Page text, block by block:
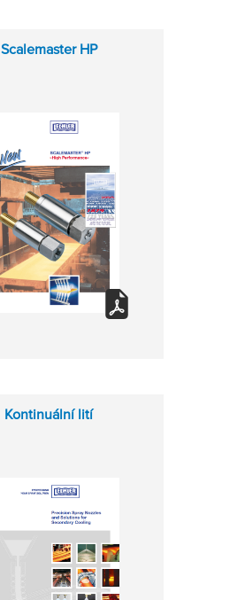
Scalemaster HP
Kontinuální lití